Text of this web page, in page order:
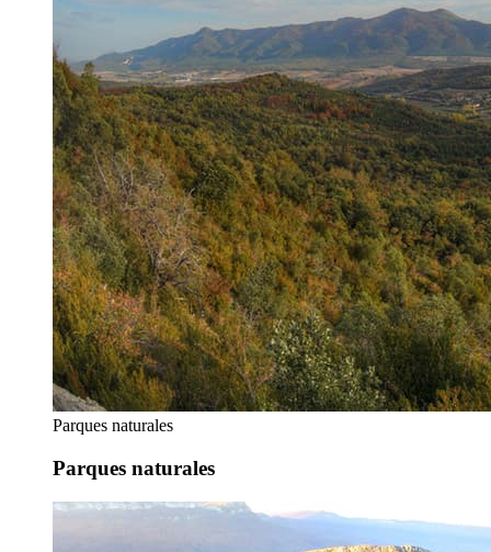
Parques naturales
Parques naturales